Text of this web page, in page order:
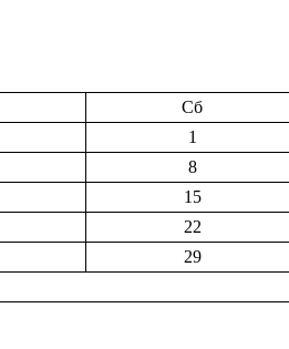
Сб
1
8
15
22
29